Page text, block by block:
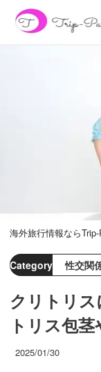
海外旅行情報なら
Category 性交関
クリトリ
トリス包
2025/01/30